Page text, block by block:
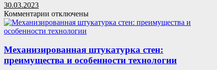
30.03.2023
Комментарии к
записи
Торцеватель
труб
своими
руками
отключены
Механизированная штукатурка стен:
преимущества и особенности технологии